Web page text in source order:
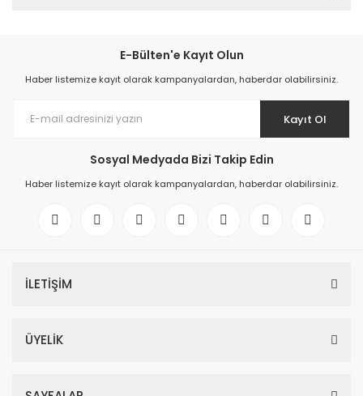
E-Bülten'e Kayıt Olun
Haber listemize kayıt olarak kampanyalardan, haberdar olabilirsiniz.
Kayıt Ol
Sosyal Medyada Bizi Takip Edin
Haber listemize kayıt olarak kampanyalardan, haberdar olabilirsiniz.
İLETİŞİM
ÜYELİK